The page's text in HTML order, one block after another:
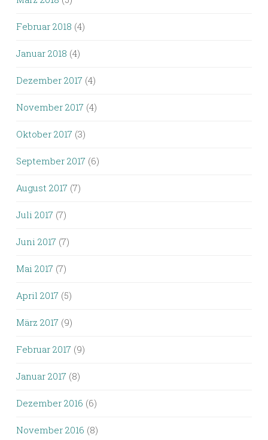
Februar 2018 (4)
Januar 2018 (4)
Dezember 2017 (4)
November 2017 (4)
Oktober 2017 (3)
September 2017 (6)
August 2017 (7)
Juli 2017 (7)
Juni 2017 (7)
Mai 2017 (7)
April 2017 (5)
März 2017 (9)
Februar 2017 (9)
Januar 2017 (8)
Dezember 2016 (6)
November 2016 (8)